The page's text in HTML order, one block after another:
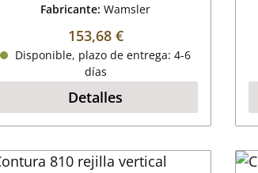
Fabricante: Wamsler
Precio normal:
153,68 €
Disponible, plazo de entrega: 4-6
días
Detalles